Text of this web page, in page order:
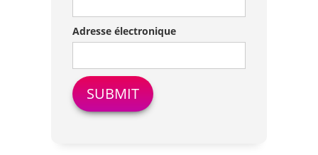
Adresse électronique